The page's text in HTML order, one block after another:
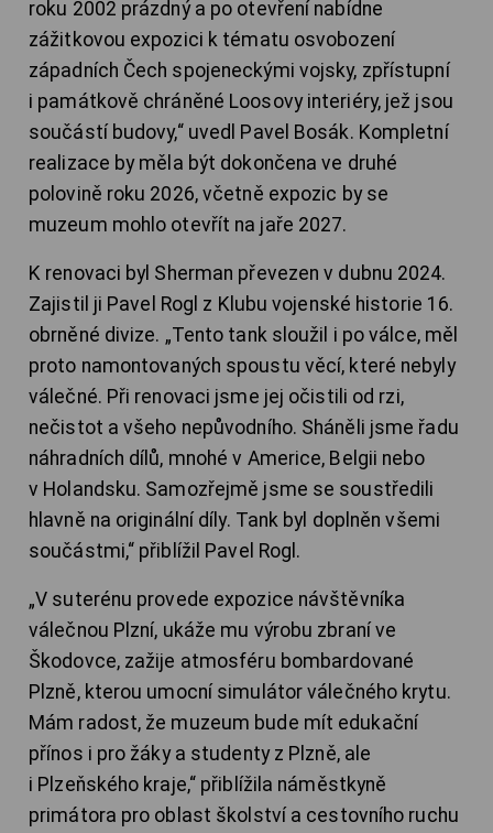
roku 2002 prázdný a po otevření nabídne
zážitkovou expozici k tématu osvobození
západních Čech spojeneckými vojsky, zpřístupní
i památkově chráněné Loosovy interiéry, jež jsou
součástí budovy,“ uvedl Pavel Bosák. Kompletní
realizace by měla být dokončena ve druhé
polovině roku 2026, včetně expozic by se
muzeum mohlo otevřít na jaře 2027.
K renovaci byl Sherman převezen v dubnu 2024.
Zajistil ji Pavel Rogl z Klubu vojenské historie 16.
obrněné divize. „Tento tank sloužil i po válce, měl
proto namontovaných spoustu věcí, které nebyly
válečné. Při renovaci jsme jej očistili od rzi,
nečistot a všeho nepůvodního. Sháněli jsme řadu
náhradních dílů, mnohé v Americe, Belgii nebo
v Holandsku. Samozřejmě jsme se soustředili
hlavně na originální díly. Tank byl doplněn všemi
součástmi,“ přiblížil Pavel Rogl.
„V suterénu provede expozice návštěvníka
válečnou Plzní, ukáže mu výrobu zbraní ve
Škodovce, zažije atmosféru bombardované
Plzně, kterou umocní simulátor válečného krytu.
Mám radost, že muzeum bude mít edukační
přínos i pro žáky a studenty z Plzně, ale
i Plzeňského kraje,“ přiblížila náměstkyně
primátora pro oblast školství a cestovního ruchu